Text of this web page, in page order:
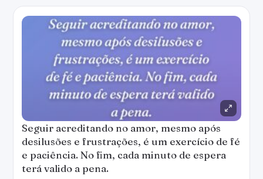
Seguir acreditando no amor, mesmo após
desilusões e frustrações, é um exercício de fé
e paciência. No fim, cada minuto de espera
terá valido a pena.